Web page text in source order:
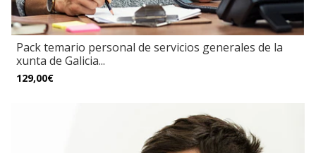
Pack temario personal de servicios generales de la
xunta de Galicia...
129,00€